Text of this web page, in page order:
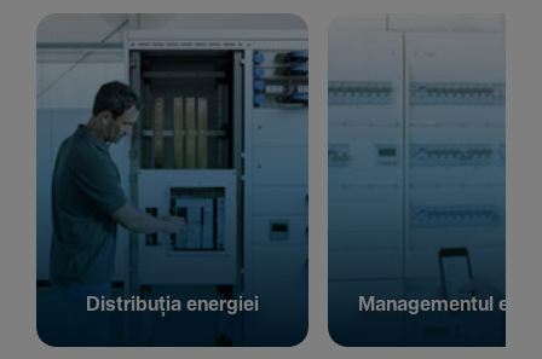
Distribuția energiei Managementul